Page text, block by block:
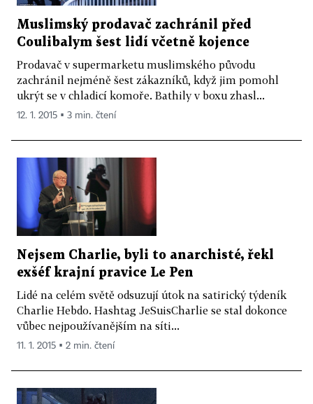
Muslimský prodavač zachránil před
Coulibalym šest lidí včetně kojence
Prodavač v supermarketu muslimského původu
zachránil nejméně šest zákazníků, když jim pomohl
ukrýt se v chladicí komoře. Bathily v boxu zhasl...
12. 1. 2015 ▪ 3 min. čtení
Nejsem Charlie, byli to anarchisté, řekl
exšéf krajní pravice Le Pen
Lidé na celém světě odsuzují útok na satirický týdeník
Charlie Hebdo. Hashtag JeSuisCharlie se stal dokonce
vůbec nejpoužívanějším na síti...
11. 1. 2015 ▪ 2 min. čtení